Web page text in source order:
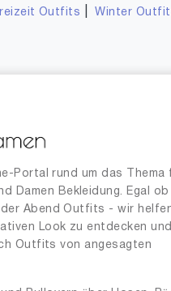
Outfits |Winter
Portal rund um das Thema
Damen Bekleidung. Egal ob
Abend Outfits - wir
Look zu entdecken und
Outfits von angesagten